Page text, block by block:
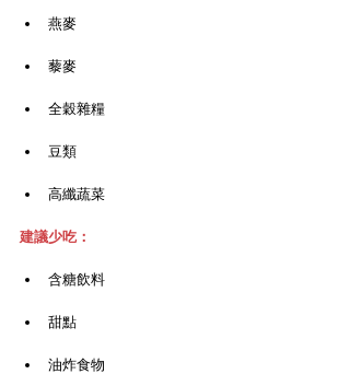
燕麥
藜麥
全穀雜糧
豆類
高纖蔬菜
建議少吃：
含糖飲料
甜點
油炸食物